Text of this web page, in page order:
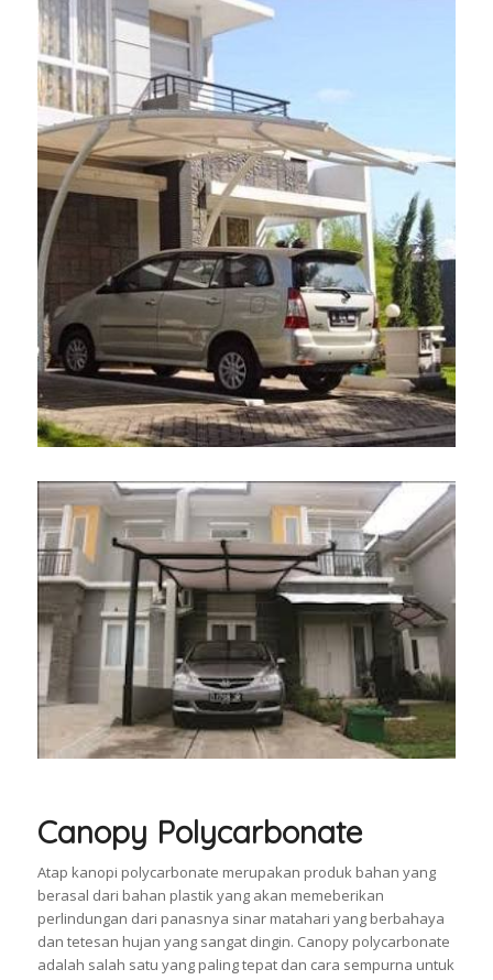
Canopy Polycarbonate
Atap kanopi polycarbonate merupakan produk bahan yang
berasal dari bahan plastik yang akan memeberikan
perlindungan dari panasnya sinar matahari yang berbahaya
dan tetesan hujan yang sangat dingin. Canopy polycarbonate
adalah salah satu yang paling tepat dan cara sempurna untuk